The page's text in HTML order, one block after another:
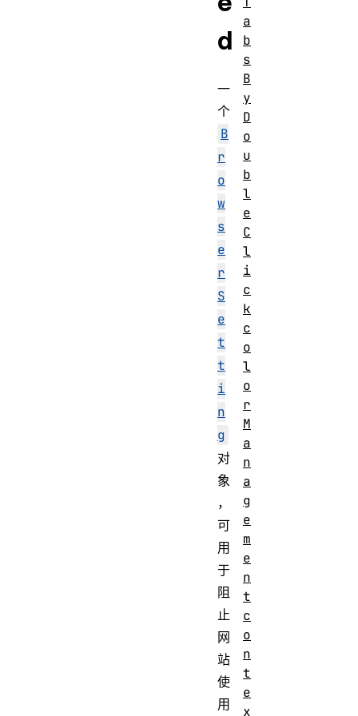
d
一
个
B
r
o
w
s
e
r
S
e
t
t
i
n
g
对
象
，
可
用
于
阻
止
网
站
使
用
a
b
s
B
y
D
o
u
b
l
e
C
l
i
c
k
c
o
l
o
r
M
a
n
a
g
e
m
e
n
t
c
o
n
t
e
x